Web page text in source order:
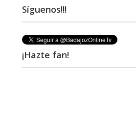
Síguenos!!!
¡Hazte fan!